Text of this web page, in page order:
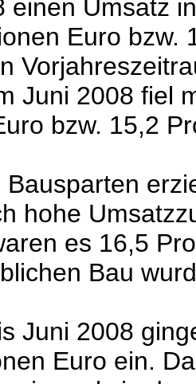
einen Umsatz
Euro bzw.
Juni 2008 fiel
bzw. 15,2
Bausparten
hohe
es 16,5
Bau
Juni 2008
Euro ein.